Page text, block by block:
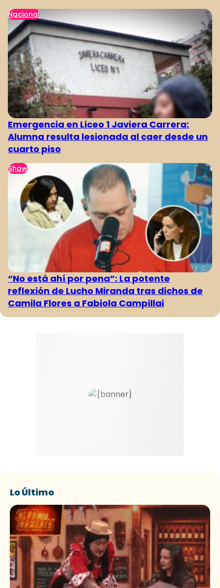
Nacional
Emergencia en Liceo 1 Javiera Carrera:
Alumna resulta lesionada al caer desde un
cuarto piso
Show
“No está ahí por pena”: La potente
reflexión de Lucho Miranda tras dichos de
Camila Flores a Fabiola Campillai
Lo Último